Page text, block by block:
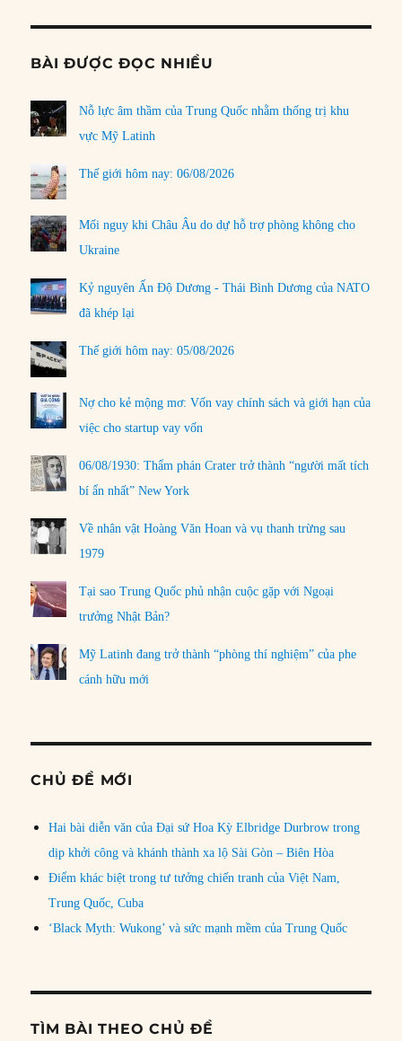
BÀI ĐƯỢC ĐỌC NHIỀU
Nỗ lực âm thầm của Trung Quốc nhằm thống trị khu
vực Mỹ Latinh
Thế giới hôm nay: 06/08/2026
Mối nguy khi Châu Âu do dự hỗ trợ phòng không cho
Ukraine
Kỷ nguyên Ấn Độ Dương - Thái Bình Dương của NATO
đã khép lại
Thế giới hôm nay: 05/08/2026
Nợ cho kẻ mộng mơ: Vốn vay chính sách và giới hạn của
việc cho startup vay vốn
06/08/1930: Thẩm phán Crater trở thành “người mất tích
bí ẩn nhất” New York
Về nhân vật Hoàng Văn Hoan và vụ thanh trừng sau
1979
Tại sao Trung Quốc phủ nhận cuộc gặp với Ngoại
trưởng Nhật Bản?
Mỹ Latinh đang trở thành “phòng thí nghiệm” của phe
cánh hữu mới
CHỦ ĐỀ MỚI
Hai bài diễn văn của Đại sứ Hoa Kỳ Elbridge Durbrow trong
dịp khởi công và khánh thành xa lộ Sài Gòn – Biên Hòa
Điểm khác biệt trong tư tưởng chiến tranh của Việt Nam,
Trung Quốc, Cuba
‘Black Myth: Wukong’ và sức mạnh mềm của Trung Quốc
TÌM BÀI THEO CHỦ ĐỀ